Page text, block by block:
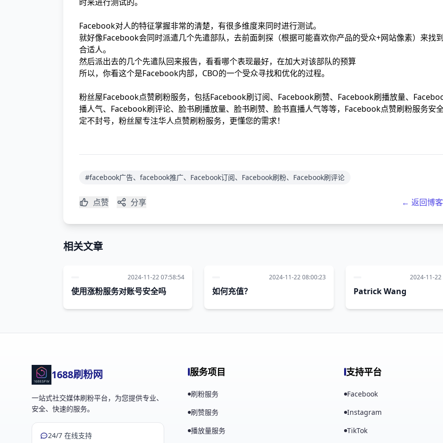
Facebook对人的特征掌握非常的清楚，有很多维度来同时进行测试。
就好像Facebook会同时派遣几个先遣部队，去前面刺探（根据可能喜欢你产品的受众+网站像素）来找
合适人。
然后派出去的几个先遣队回来报告，看看哪个表现最好，在加大对该部队的预算
所以，你看这个是Facebook内部，CBO的一个受众寻找和优化的过程。
粉丝屋Facebook点赞刷粉服务，包括Facebook刷订阅、Facebook刷赞、Facebook刷播放量、
播人气、Facebook刷评论、脸书刷播放量、脸书刷赞、脸书直播人气等等，Facebook点赞刷粉服务安
定不封号，粉丝屋专注华人点赞刷粉服务，更懂您的需求！
#facebook广告、facebook推广、Facebook订阅、Facebook刷粉、Facebook刷评论
点赞 分享 ← 返回博
相关文章
2024-11-22 07:58:54
使用涨粉服务对账号安全吗
2024-11-22 08:00:23
如何充值？
2024-11-
Patrick Wang
1688刷粉网
一站式社交媒体刷粉平台，为您提供专业、
安全、快速的服务。
24/7 在线支持
服务项目
刷粉服务
刷赞服务
播放量服务
支持平台
Facebook
Instagram
TikTok